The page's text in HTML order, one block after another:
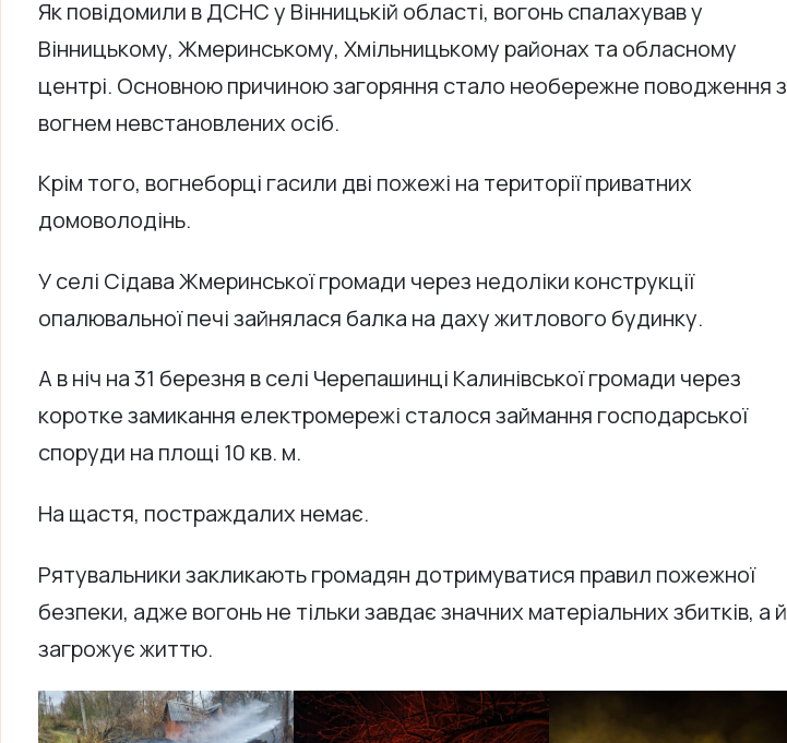
Як повідомили в ДСНС у Вінницькій області, вогонь спалахував у
Вінницькому, Жмеринському, Хмільницькому районах та обласному
центрі. Основною причиною загоряння стало необережне поводження з
вогнем невстановлених осіб.
Крім того, вогнеборці гасили дві пожежі на території приватних
домоволодінь.
У селі Сідава Жмеринської громади через недоліки конструкції
опалювальної печі зайнялася балка на даху житлового будинку.
А в ніч на 31 березня в селі Черепашинці Калинівської громади через
коротке замикання електромережі сталося займання господарської
споруди на площі 10 кв. м.
На щастя, постраждалих немає.
Рятувальники закликають громадян дотримуватися правил пожежної
безпеки, адже вогонь не тільки завдає значних матеріальних збитків, а й
загрожує життю.